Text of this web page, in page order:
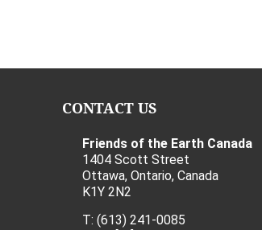
CONTACT US
Friends of the Earth Canada
1404 Scott Street
Ottawa, Ontario, Canada
K1Y 2N2
T: (613) 241-0085